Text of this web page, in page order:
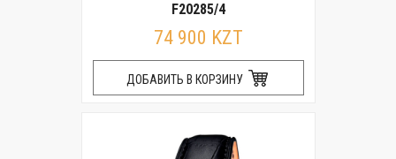
F20285/4
74 900 KZT
ДОБАВИТЬ В КОРЗИНУ